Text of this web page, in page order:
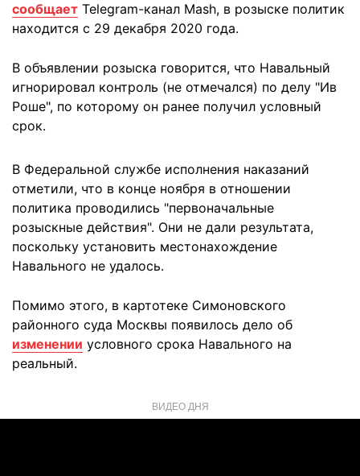
сообщает Telegram-канал Mash, в розыске политик
находится с 29 декабря 2020 года.
В объявлении розыска говорится, что Навальный
игнорировал контроль (не отмечался) по делу "Ив
Роше", по которому он ранее получил условный
срок.
В Федеральной службе исполнения наказаний
отметили, что в конце ноября в отношении
политика проводились "первоначальные
розыскные действия". Они не дали результата,
поскольку установить местонахождение
Навального не удалось.
Помимо этого, в картотеке Симоновского
районного суда Москвы появилось дело об
изменении условного срока Навального на
реальный.
ВИДЕО ДНЯ